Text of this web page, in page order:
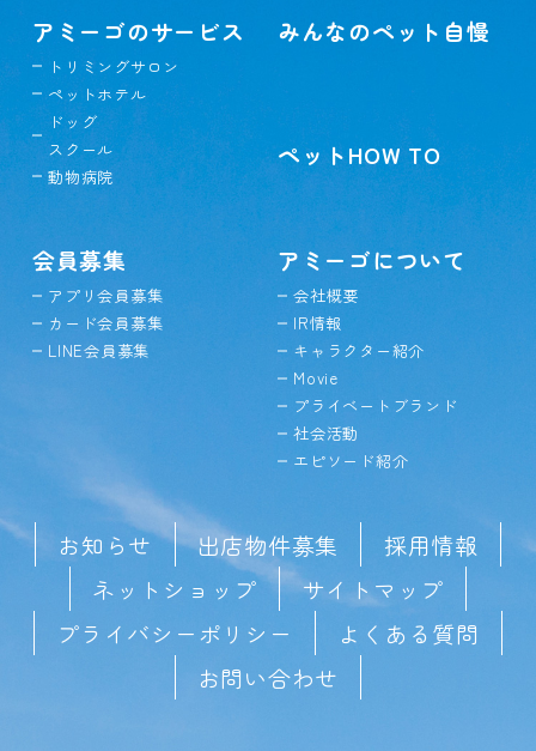
アミーゴのサービス
トリミングサロン
ペットホテル
ドッグ
スクール
動物病院
みんなのペット自慢
ペットHOW TO
会員募集
アプリ会員募集
カード会員募集
LINE会員募集
アミーゴについて
会社概要
IR情報
キャラクター紹介
Movie
プライベートブランド
社会活動
エピソード紹介
お知らせ 出店物件募集
採用情報
ネットショップ
サイトマップ
プライバシーポリシー
よくある質問
お問い合わせ